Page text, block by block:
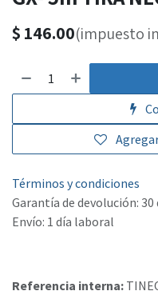
$ 146.00(impuesto
Términos y condiciones
Garantía de devolución: 30
Envío: 1 día laboral
Referencia interna: